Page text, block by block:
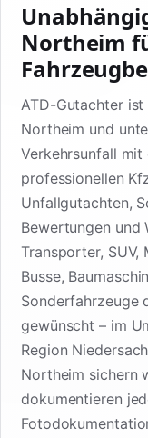
Northeim
ATD-Gutachter
Northeim und
Verkehrsunfall mit
professionellen
Unfallgutachten,
Bewertungen und
Transporter, SUV,
Busse,
Sonderfahrzeuge
gewünscht – im
Region
Northeim sichern
dokumentieren